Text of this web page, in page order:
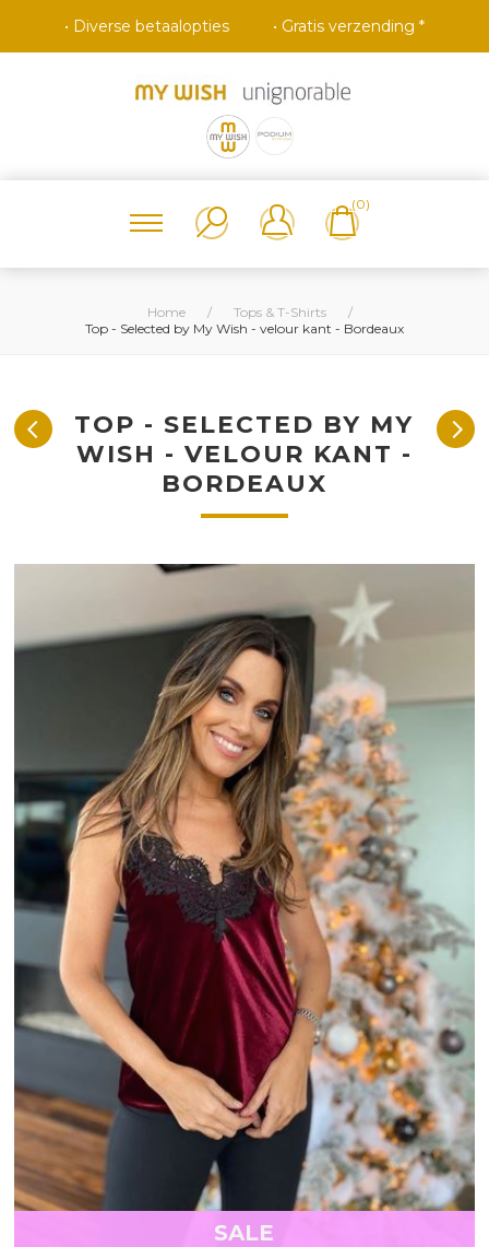
• Diverse betaalopties • Gratis verzending *
(0)
Home / Tops & T-Shirts
/
Top - Selected by My Wish - velour kant - Bordeaux
TOP - SELECTED BY MY
WISH - VELOUR KANT -
BORDEAUX
SALE